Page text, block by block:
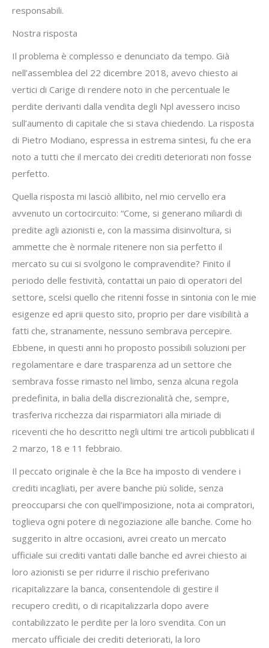
responsabili.
Nostra risposta
Il problema è complesso e denunciato da tempo. Già
nell’assemblea del 22 dicembre 2018, avevo chiesto ai
vertici di Carige di rendere noto in che percentuale le
perdite derivanti dalla vendita degli Npl avessero inciso
sull’aumento di capitale che si stava chiedendo. La risposta
di Pietro Modiano, espressa in estrema sintesi, fu che era
noto a tutti che il mercato dei crediti deteriorati non fosse
perfetto.
Quella risposta mi lasciò allibito, nel mio cervello era
avvenuto un cortocircuito: “Come, si generano miliardi di
predite agli azionisti e, con la massima disinvoltura, si
ammette che è normale ritenere non sia perfetto il
mercato su cui si svolgono le compravendite? Finito il
periodo delle festività, contattai un paio di operatori del
settore, scelsi quello che ritenni fosse in sintonia con le mie
esigenze ed aprii questo sito, proprio per dare visibilità a
fatti che, stranamente, nessuno sembrava percepire.
Ebbene, in questi anni ho proposto possibili soluzioni per
regolamentare e dare trasparenza ad un settore che
sembrava fosse rimasto nel limbo, senza alcuna regola
predefinita, in balia della discrezionalità che, sempre,
trasferiva ricchezza dai risparmiatori alla miriade di
riceventi che ho descritto negli ultimi tre articoli pubblicati il
2 marzo, 18 e 11 febbraio.
Il peccato originale è che la Bce ha imposto di vendere i
crediti incagliati, per avere banche più solide, senza
preoccuparsi che con quell’imposizione, nota ai compratori,
toglieva ogni potere di negoziazione alle banche. Come ho
suggerito in altre occasioni, avrei creato un mercato
ufficiale sui crediti vantati dalle banche ed avrei chiesto ai
loro azionisti se per ridurre il rischio preferivano
ricapitalizzare la banca, consentendole di gestire il
recupero crediti, o di ricapitalizzarla dopo avere
contabilizzato le perdite per la loro svendita. Con un
mercato ufficiale dei crediti deteriorati, la loro